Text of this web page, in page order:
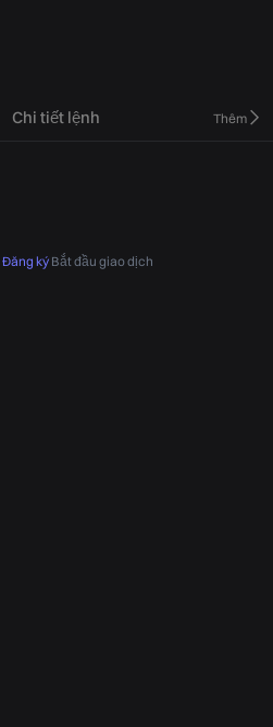
Chi tiết lệnh Thêm
Đăng ký Bắt đầu giao dịch